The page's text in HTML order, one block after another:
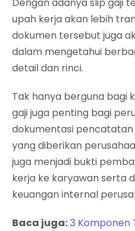
upah kerja akan lebih
dokumen tersebut juga
dalam mengetahui
detail dan rinci.
Tak hanya berguna bagi
gaji juga penting bagi
dokumentasi
yang diberikan
juga menjadi bukti
kerja ke karyawan serta
keuangan internal
Baca juga:3 Komponen